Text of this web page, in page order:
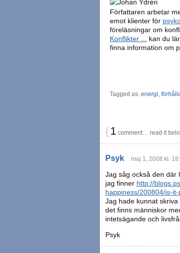
Författaren arbetar
emot klienter för
föreläsningar om
Konflikter ...
kan du
finna information om
Tagged as: energi,
{1 comment… read it
Psyk maj 1, 2008 kl.
Jag såg också den där
jag finner http://
happiness/200804/is-
Jag hade kunnat
det finns människor
intetsägande och
Psyk